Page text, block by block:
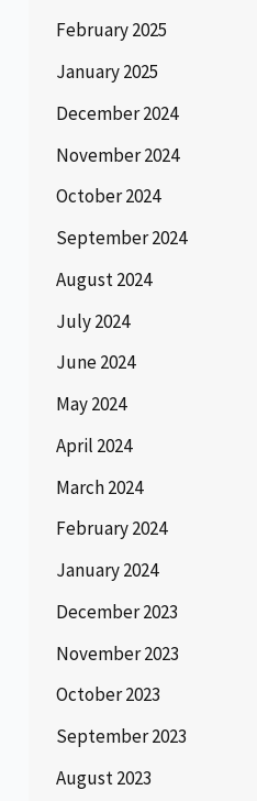
February 2025
January 2025
December 2024
November 2024
October 2024
September 2024
August 2024
July 2024
June 2024
May 2024
April 2024
March 2024
February 2024
January 2024
December 2023
November 2023
October 2023
September 2023
August 2023